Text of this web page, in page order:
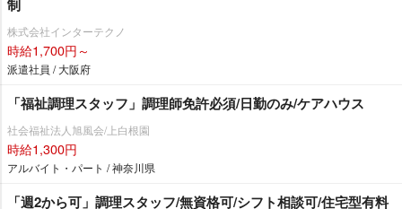
制
株式会社インターテクノ
時給1,700円～
派遣社員 / 大阪府
「福祉調理スタッフ」調理師免許必須/日勤のみ/ケアハウス
社会福祉法人旭風会/上白根園
時給1,300円
アルバイト・パート / 神奈川県
「週2から可」調理スタッフ/無資格可/シフト相談可/住宅型有料